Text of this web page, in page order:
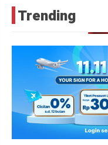
Trending